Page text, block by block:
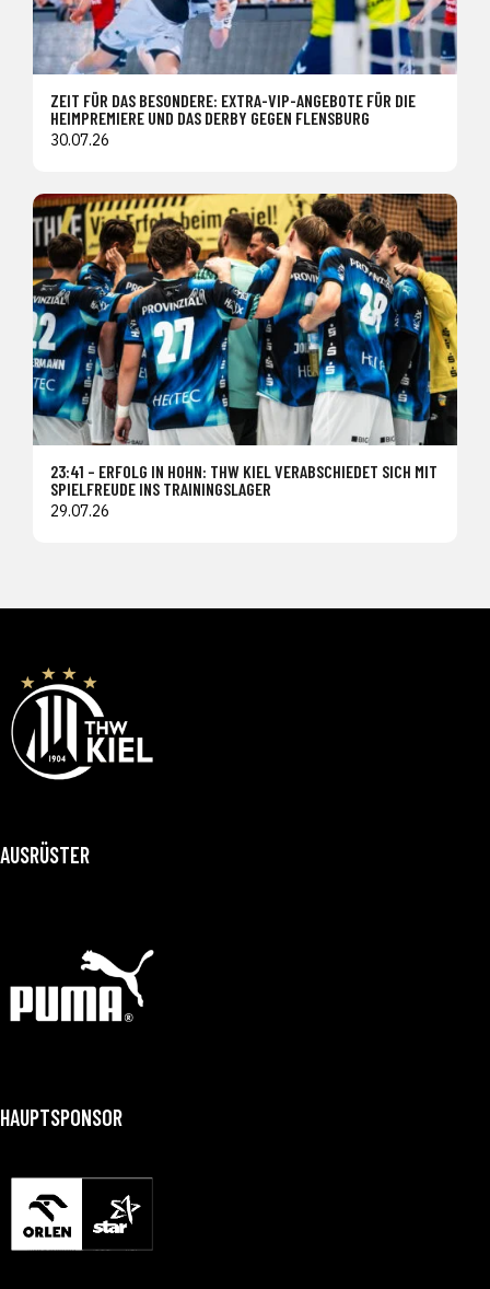
ZEIT FÜR DAS BESONDERE: EXTRA-VIP-ANGEBOTE FÜR DIE
HEIMPREMIERE UND DAS DERBY GEGEN FLENSBURG
30.07.26
23:41 – ERFOLG IN HOHN: THW KIEL VERABSCHIEDET SICH MIT
SPIELFREUDE INS TRAININGSLAGER
29.07.26
AUSRÜSTER
HAUPTSPONSOR